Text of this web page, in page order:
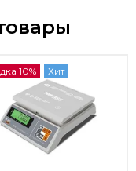
10% Хит